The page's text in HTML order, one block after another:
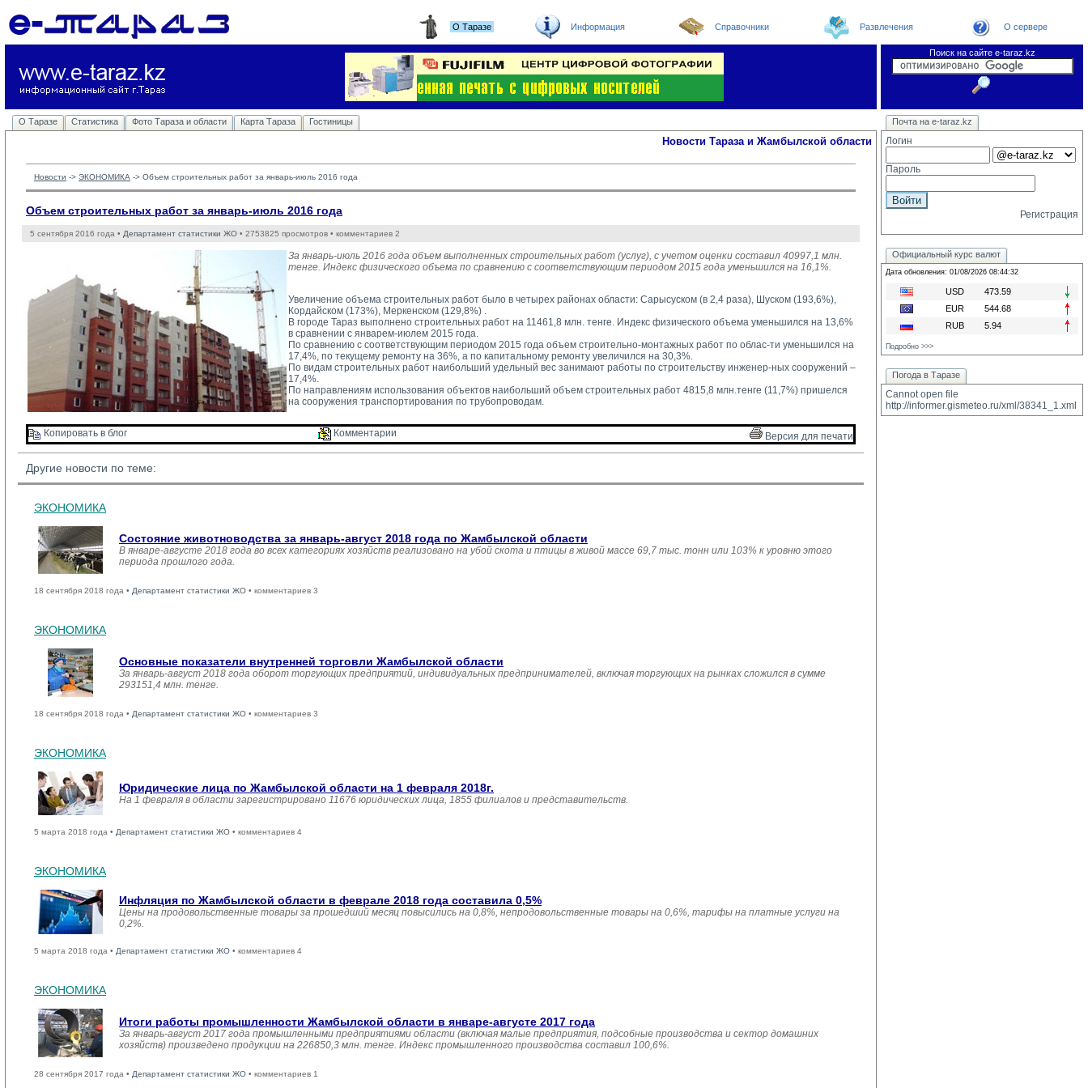
О Таразе Информация Справочники Развлечения О сервере
Поиск на сайте e-taraz.kz
О Таразе Статистика Фото Тараза и области Карта Тараза Гостиницы Новости Погода в Таразе
Телефоный справочник
Видеоконференция
Новости e-taraz
Новости Тараза и Жамбылской области
Новости -> ЭКОНОМИКА -> Объем строительных работ за январь-июль 2016 года
Объем строительных работ за январь-июль 2016 года
5 сентября 2016 года • Департамент статистики ЖО • 2753825 просмотров • комментариев 2
За январь-июль 2016 года объем выполненных строительных работ (услуг), с учетом оценки составил 40997,1 млн.
тенге. Индекс физического объема по сравнению с соответствующим периодом 2015 года уменьшился на 16,1%.
Увеличение объема строительных работ было в четырех районах области: Сарысуском (в 2,4 раза), Шуском (193,6%),
Кордайском (173%), Меркенском (129,8%) .
В городе Тараз выполнено строительных работ на 11461,8 млн. тенге. Индекс физического объема уменьшился на 13,6%
в сравнении с январем-июлем 2015 года.
По сравнению с соответствующим периодом 2015 года объем строительно-монтажных работ по облас-ти уменьшился на
17,4%, по текущему ремонту на 36%, а по капитальному ремонту увеличился на 30,3%.
По видам строительных работ наибольший удельный вес занимают работы по строительству инженер-ных сооружений –
17,4%.
По направлениям использования объектов наибольший объем строительных работ 4815,8 млн.тенге (11,7%) пришелся
на сооружения транспортирования по трубопроводам.
Копировать в блог Комментарии Версия для печати
Другие новости по теме:
ЭКОНОМИКА
Состояние животноводства за январь-август 2018 года по Жамбылской области
В январе-августе 2018 года во всех категориях хозяйств реализовано на убой скота и птицы в живой массе 69,7 тыс. тонн или 103% к уровню этого
периода прошлого года.
18 сентября 2018 года • Департамент статистики ЖО • комментариев 3
ЭКОНОМИКА
Основные показатели внутренней торговли Жамбылской области
За январь-август 2018 года оборот торгующих предприятий, индивидуальных предпринимателей, включая торгующих на рынках сложился в сумме
293151,4 млн. тенге.
18 сентября 2018 года • Департамент статистики ЖО • комментариев 3
ЭКОНОМИКА
Юридические лица по Жамбылской области на 1 февраля 2018г.
На 1 февраля в области зарегистрировано 11676 юридических лица, 1855 филиалов и представительств.
5 марта 2018 года • Департамент статистики ЖО • комментариев 4
ЭКОНОМИКА
Инфляция по Жамбылской области в феврале 2018 года составила 0,5%
Цены на продовольственные товары за прошедший месяц повысились на 0,8%, непродовольственные товары на 0,6%, тарифы на платные услуги на
0,2%.
5 марта 2018 года • Департамент статистики ЖО • комментариев 4
ЭКОНОМИКА
Итоги работы промышленности Жамбылской области в январе-августе 2017 года
За январь-август 2017 года промышленными предприятиями области (включая малые предприятия, подсобные производства и сектор домашних
хозяйств) произведено продукции на 226850,3 млн. тенге. Индекс промышленного производства составил 100,6%.
28 сентября 2017 года • Департамент статистики ЖО • комментариев 1
Почта на e-taraz.kz
Логин
Пароль
Регистрация
Официальный курс валют
Дата обновления: 01/08/2026 08:44:32
USD
473.59
EUR
544.68
RUB
5.94
Подробно >>>
Погода в Таразе
Cannot open file
http://informer.gismeteo.ru/xml/38341_1.xml